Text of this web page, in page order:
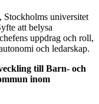
Stockholms universitet
att belysa
uppdrag och roll,
och ledarskap.
till Barn- och
inom